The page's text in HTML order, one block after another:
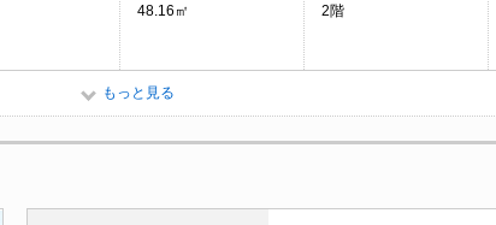
48.16㎡
2階
もっと見る